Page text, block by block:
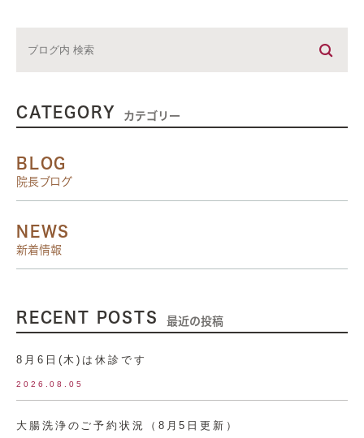
CATEGORY カテゴリー
BLOG
院長ブログ
NEWS
新着情報
RECENT POSTS 最近の投稿
8月6日(木)は休診です
2026.08.05
大腸洗浄のご予約状況（8月5日更新）